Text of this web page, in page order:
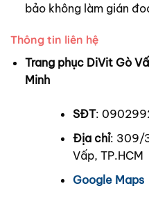
bảo không làm gián
Thông tin liên hệ
Trang phục DiVit Gò
Minh
SĐT:
Địa chỉ: 309/
Vấp, TP.HCM
Google Maps